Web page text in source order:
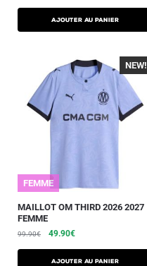
AJOUTER AU PANIER
-40%
NEW!
FEMME
MAILLOT OM THIRD 2026 2027
FEMME
99.90€ 49.90€
AJOUTER AU PANIER